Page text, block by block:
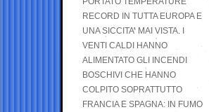
RECORD IN TUTTA EUROPA E
UNA SICCITA’ MAI VISTA. I
VENTI CALDI HANNO
ALIMENTATO GLI INCENDI
BOSCHIVI CHE HANNO
COLPITO SOPRATTUTTO
FRANCIA E SPAGNA: IN FUMO